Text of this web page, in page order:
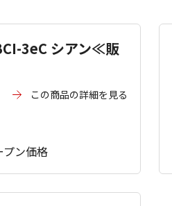
3eC シアン≪販
この商品の詳細を見る
プン価格